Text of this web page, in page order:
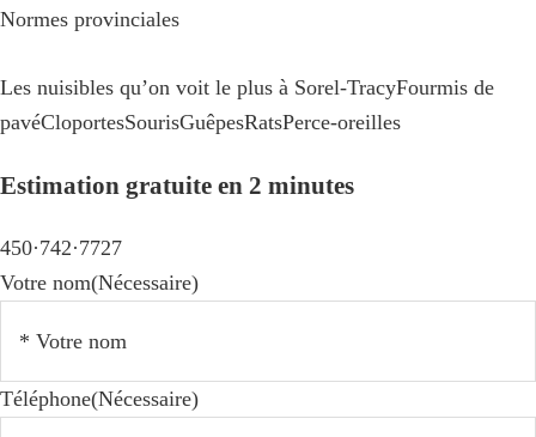
Normes provinciales
Les nuisibles qu’on voit le plus à Sorel-TracyFourmis de
pavéCloportesSourisGuêpesRatsPerce-oreilles
Estimation gratuite en 2 minutes
450·742·7727
Votre nom(Nécessaire)
Téléphone(Nécessaire)